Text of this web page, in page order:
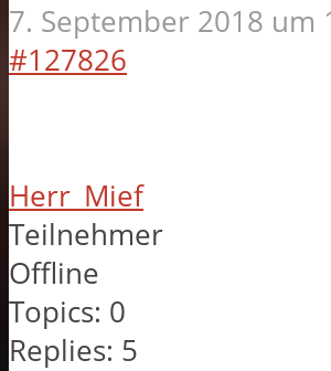
7. September 2018 um
#127826
Herr_Mief
Teilnehmer
Offline
Topics: 0
Replies: 5